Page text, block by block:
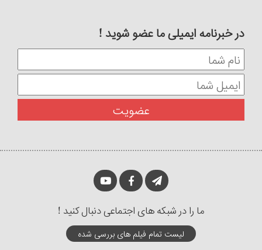
در خبرنامه ایمیلی ما عضو شوید !
ما را در شبکه های اجتماعی دنبال کنید !
لیست تمام فیلم های بررسی شده